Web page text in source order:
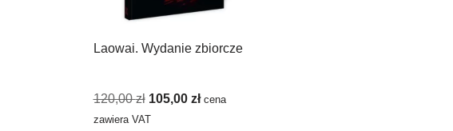
Laowai. Wydanie zbiorcze
120,00zł 105,00 zł cena
zawiera VAT